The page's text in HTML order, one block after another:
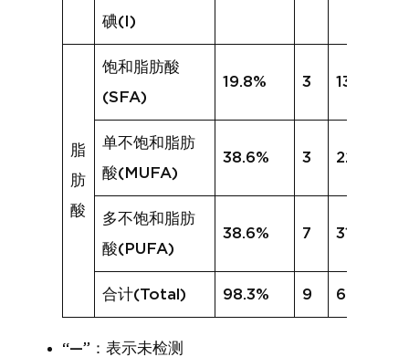
碘(I)
脂
肪
酸
饱和脂肪酸
(SFA)
19.8% 3 13.5%
单不饱和脂肪
酸(MUFA)
38.6% 3 22.1%
多不饱和脂肪
酸(PUFA)
38.6% 7 31.8%
合计(Total) 98.3% 9 67.7%
“—”：表示未检测